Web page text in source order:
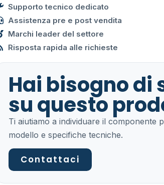
Supporto tecnico dedicato
Assistenza pre e post vendita
Marchi leader del settore
Risposta rapida alle richieste
Hai bisogno di
su questo
Ti aiutiamo a individuare il componente
modello e specifiche tecniche.
Contattaci